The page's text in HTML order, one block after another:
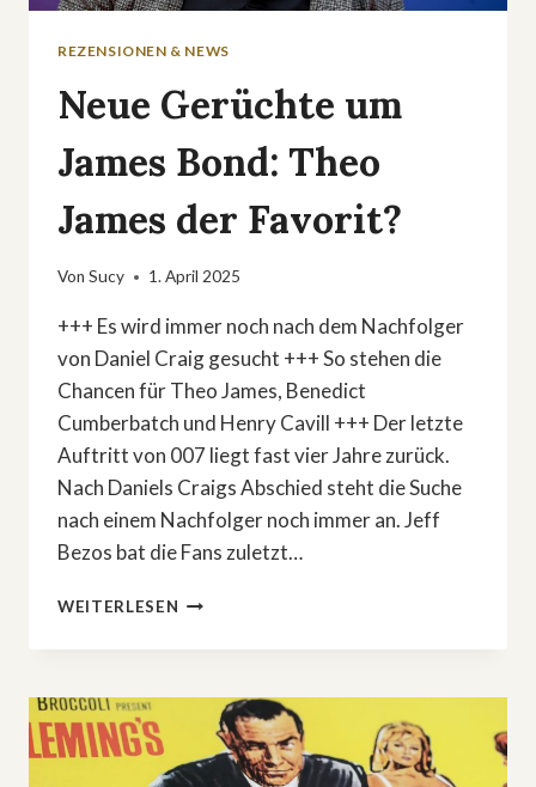
REZENSIONEN & NEWS
Neue Gerüchte um
James Bond: Theo
James der Favorit?
Von Sucy 1. April 2025
+++ Es wird immer noch nach dem Nachfolger
von Daniel Craig gesucht +++ So stehen die
Chancen für Theo James, Benedict
Cumberbatch und Henry Cavill +++ Der letzte
Auftritt von 007 liegt fast vier Jahre zurück.
Nach Daniels Craigs Abschied steht die Suche
nach einem Nachfolger noch immer an. Jeff
Bezos bat die Fans zuletzt…
WEITERLESEN NEUE
UM
BOND:
THEO
JAMES
DER